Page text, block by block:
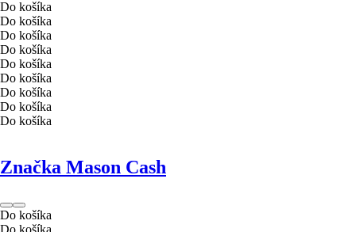
Do košíka
Do košíka
Do košíka
Do košíka
Do košíka
Do košíka
Do košíka
Do košíka
Do košíka
Značka Mason Cash
Do košíka
Do košíka